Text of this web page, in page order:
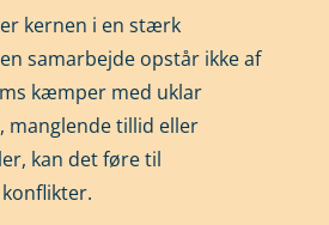
kernen i en stærk
samarbejde opstår ikke af
kæmper med uklar
manglende tillid eller
kan det føre til